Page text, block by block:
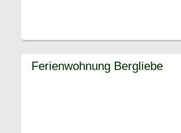
Ferienwohnung Bergliebe